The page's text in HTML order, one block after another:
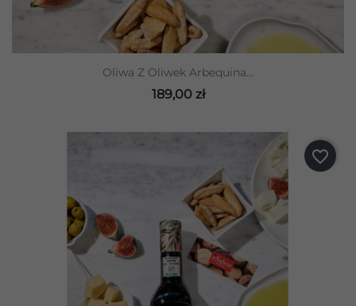
Oliwa Z Oliwek Arbequina...
189,00 zł
favorite_border